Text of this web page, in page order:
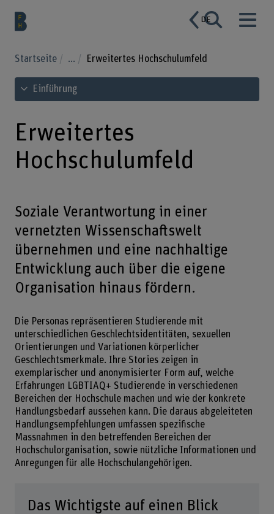
DE
Startseite ... Erweitertes Hochschulumfeld
Inhaltsverzeichnis ansehen
Einführung
Erweitertes
Hochschulumfeld
Soziale Verantwortung in einer
vernetzten Wissenschaftswelt
übernehmen und eine nachhaltige
Entwicklung auch über die eigene
Organisation hinaus fördern.
Die Personas repräsentieren Studierende mit
unterschiedlichen Geschlechtsidentitäten, sexuellen
Orientierungen und Variationen körperlicher
Geschlechtsmerkmale. Ihre Stories zeigen in
exemplarischer und anonymisierter Form auf, welche
Erfahrungen LGBTIAQ+ Studierende in verschiedenen
Bereichen der Hochschule machen und wie der konkrete
Handlungsbedarf aussehen kann. Die daraus abgeleiteten
Handlungsempfehlungen umfassen spezifische
Massnahmen in den betreffenden Bereichen der
Hochschulorganisation, sowie nützliche Informationen und
Anregungen für alle Hochschulangehörigen.
Das Wichtigste auf einen Blick